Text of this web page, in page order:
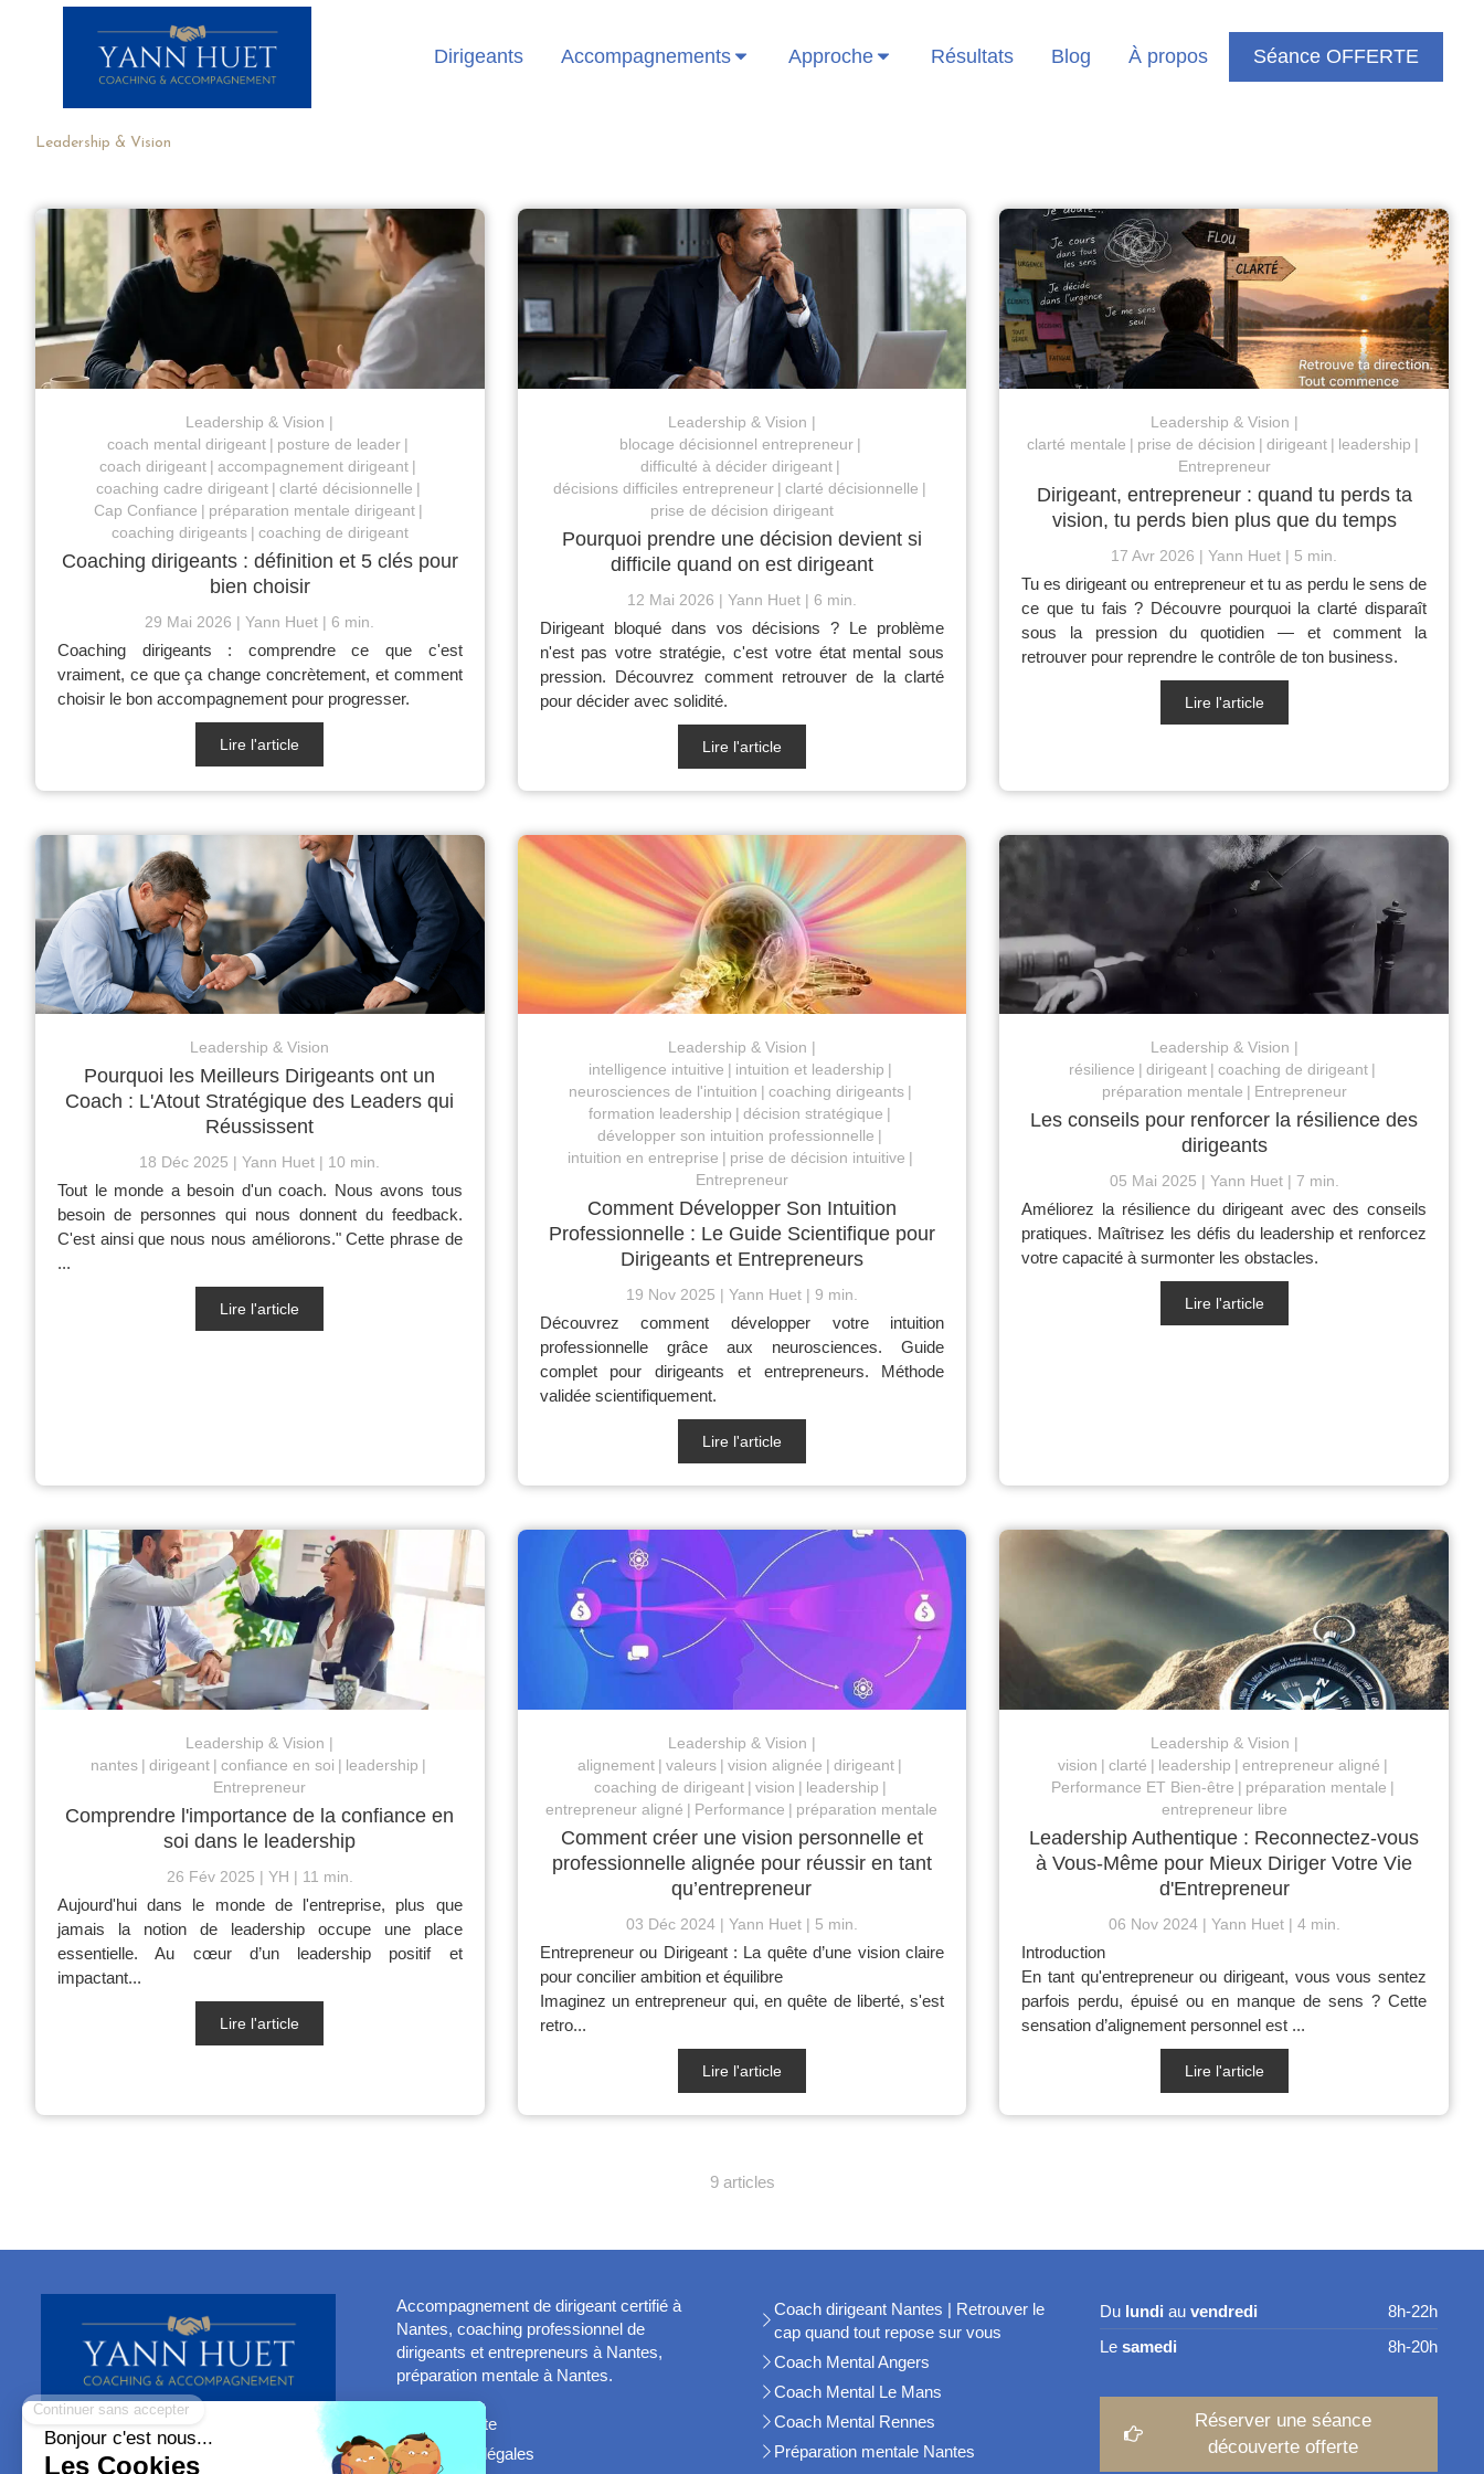
Dirigeants Accompagnements Approche Résultats Blog À propos Séance OFFERTE
Leadership & Vision
Leadership & Vision
coach mental dirigeant
posture de leader
coach dirigeant
accompagnement dirigeant
coaching cadre dirigeant
clarté décisionnelle
Cap Confiance
préparation mentale dirigeant
coaching dirigeants
coaching de dirigeant
Coaching dirigeants : définition et 5 clés pour
bien choisir
29 Mai 2026 Yann Huet 6 min.
Coaching dirigeants : comprendre ce que c'est
vraiment, ce que ça change concrètement, et comment
choisir le bon accompagnement pour progresser.
Lire l'article
Leadership & Vision
blocage décisionnel entrepreneur
difficulté à décider dirigeant
décisions difficiles entrepreneur
clarté décisionnelle
prise de décision dirigeant
Pourquoi prendre une décision devient si
difficile quand on est dirigeant
12 Mai 2026 Yann Huet 6 min.
Dirigeant bloqué dans vos décisions ? Le problème
n'est pas votre stratégie, c'est votre état mental sous
pression. Découvrez comment retrouver de la clarté
pour décider avec solidité.
Lire l'article
Leadership & Vision
clarté mentale
prise de décision dirigeant
leadership
Entrepreneur
Dirigeant, entrepreneur : quand tu perds ta
vision, tu perds bien plus que du temps
17 Avr 2026 Yann Huet 5 min.
Tu es dirigeant ou entrepreneur et tu as perdu le sens de
ce que tu fais ? Découvre pourquoi la clarté disparaît
sous la pression du quotidien — et comment la
retrouver pour reprendre le contrôle de ton business.
Lire l'article
Leadership & Vision
Pourquoi les Meilleurs Dirigeants ont un
Coach : L'Atout Stratégique des Leaders qui
Réussissent
18 Déc 2025 Yann Huet 10 min.
Tout le monde a besoin d'un coach. Nous avons tous
besoin de personnes qui nous donnent du feedback.
C'est ainsi que nous nous améliorons." Cette phrase de
...
Lire l'article
Leadership & Vision
intelligence intuitive
intuition et leadership
neurosciences de l'intuition
coaching dirigeants
formation leadership
décision stratégique
développer son intuition professionnelle
intuition en entreprise
prise de décision intuitive
Entrepreneur
Comment Développer Son Intuition
Professionnelle : Le Guide Scientifique pour
Dirigeants et Entrepreneurs
19 Nov 2025 Yann Huet 9 min.
Découvrez comment développer votre intuition
professionnelle grâce aux neurosciences. Guide
complet pour dirigeants et entrepreneurs. Méthode
validée scientifiquement.
Lire l'article
Leadership & Vision
résilience
dirigeant
coaching de dirigeant
préparation mentale
Entrepreneur
Les conseils pour renforcer la résilience des
dirigeants
05 Mai 2025 Yann Huet 7 min.
Améliorez la résilience du dirigeant avec des conseils
pratiques. Maîtrisez les défis du leadership et renforcez
votre capacité à surmonter les obstacles.
Lire l'article
Leadership & Vision
nantes
dirigeant confiance en soi
leadership
Entrepreneur
Comprendre l'importance de la confiance en
soi dans le leadership
26 Fév 2025 YH 11 min.
Aujourd'hui dans le monde de l'entreprise, plus que
jamais la notion de leadership occupe une place
essentielle. Au cœur d’un leadership positif et
impactant...
Lire l'article
Leadership & Vision
alignement
valeurs vision alignée
dirigeant
coaching de dirigeant
vision
leadership
entrepreneur aligné
Performance préparation mentale
Comment créer une vision personnelle et
professionnelle alignée pour réussir en tant
qu’entrepreneur
03 Déc 2024 Yann Huet 5 min.
Entrepreneur ou Dirigeant : La quête d’une vision claire
pour concilier ambition et équilibre
Imaginez un entrepreneur qui, en quête de liberté, s'est
retro...
Lire l'article
Leadership & Vision
vision
clarté leadership
entrepreneur aligné
Performance ET Bien-être
préparation mentale
entrepreneur libre
Leadership Authentique : Reconnectez-vous
à Vous-Même pour Mieux Diriger Votre Vie
d'Entrepreneur
06 Nov 2024 Yann Huet 4 min.
Introduction
En tant qu'entrepreneur ou dirigeant, vous vous sentez
parfois perdu, épuisé ou en manque de sens ? Cette
sensation d’alignement personnel est ...
Lire l'article
9 articles
Accompagnement de dirigeant certifié à
Nantes, coaching professionnel de
dirigeants et entrepreneurs à Nantes,
préparation mentale à Nantes.
Plan du site
Mentions légales
Coach dirigeant Nantes | Retrouver le
cap quand tout repose sur vous
Coach Mental Angers
Coach Mental Le Mans
Coach Mental Rennes
Préparation mentale Nantes
Du lundi au vendredi
8h-22h
Le samedi 8h-20h
Réserver une séance
découverte offerte